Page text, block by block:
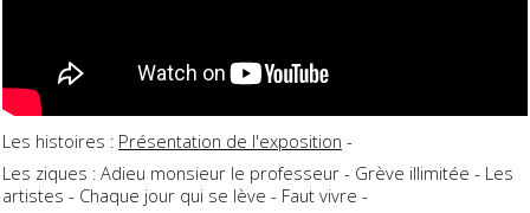
Les histoires : Présentation de l'exposition -
Les ziques : Adieu monsieur le professeur - Grève illimitée - Les
artistes - Chaque jour qui se lève - Faut vivre -